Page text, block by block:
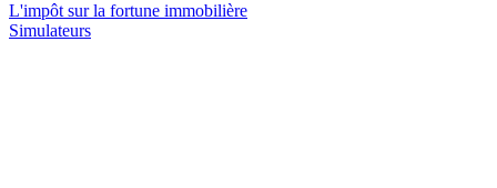
L'impôt sur la fortune immobilière
Simulateurs